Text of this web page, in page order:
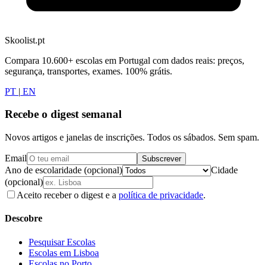
Skoolist.pt
Compara 10.600+ escolas em Portugal com dados reais: preços,
segurança, transportes, exames. 100% grátis.
PT | EN
Recebe o digest semanal
Novos artigos e janelas de inscrições. Todos os sábados. Sem spam.
Email Subscrever
Ano de escolaridade (opcional)
Cidade
(opcional)
Aceito receber o digest e a política de privacidade.
Descobre
Pesquisar Escolas
Escolas em Lisboa